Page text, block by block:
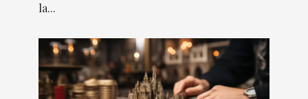
la...